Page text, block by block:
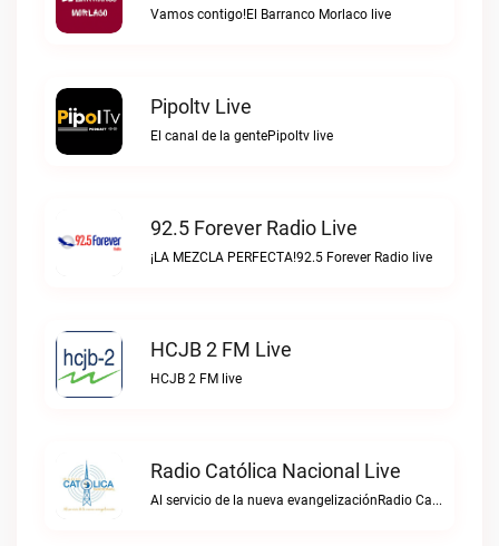
Vamos contigo!El Barranco Morlaco live
Pipoltv Live
El canal de la gentePipoltv live
92.5 Forever Radio Live
¡LA MEZCLA PERFECTA!92.5 Forever Radio live
HCJB 2 FM Live
HCJB 2 FM live
Radio Católica Nacional Live
Al servicio de la nueva evangelizaciónRadio Católica Nacional live